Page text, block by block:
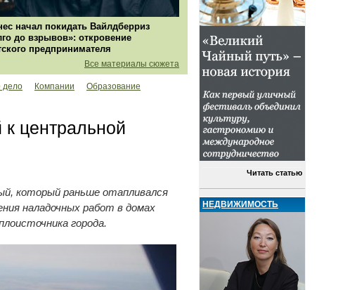
начал покидать Вайлдберриз
до взрывов»: откровение
предпринимателя
Все материалы сюжета
дело Компании
Образование
центральной
который раньше отапливался
наладочных работ в домах
города.
Читать статью
НЕДВИЖИМОСТЬ